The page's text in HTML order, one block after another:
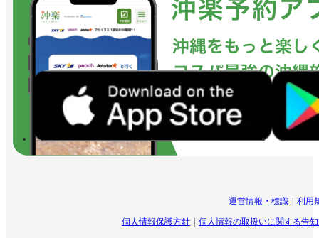
運営情報・標識 利用
個人情報保護方針 個人情報の取扱いに関する告